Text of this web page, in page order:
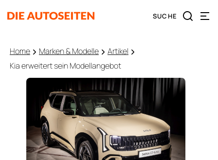
Home Marken & Modelle
Artikel
Kia erweitert sein Modellangebot